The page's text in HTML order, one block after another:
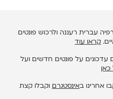
עברית רעננה ולרכוש פונטים
קראו עוד
על פונטים חדשים ועל
אחרינו באינסטגרם
וקבלו קצת